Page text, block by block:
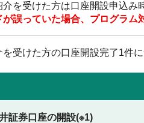
介を受けた方は口座開設申込み
が誤っていた場合、プログラム
を受けた方の口座開設完了1件
証券口座の開設(※1)